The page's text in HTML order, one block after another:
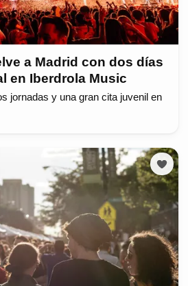
a Madrid con dos días
en Iberdrola Music
jornadas y una gran cita juvenil en